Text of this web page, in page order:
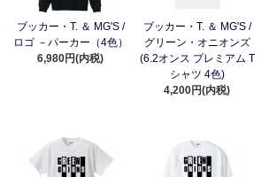
ブッカー・T. ＆ MG'S /
ロゴ －パーカー（4色）
6,980円(内税)
ブッカー・T. ＆ MG'S /
グリーン・オニオンズ
(6.2オンス プレミアム T
シャツ 4色)
4,200円(内税)